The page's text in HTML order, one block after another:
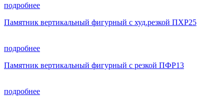
подробнее
Памятник вертикальный фигурный с худ.резкой ПХР25
подробнее
Памятник вертикальный фигурный с резкой ПФР13
подробнее